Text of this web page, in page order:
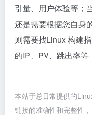
引量、用户体验等；
还是需要根据您自身
则需要找Linux 构建
的IP、PV、跳出率等
本站于总日常提供的
链接的准确性和完整性